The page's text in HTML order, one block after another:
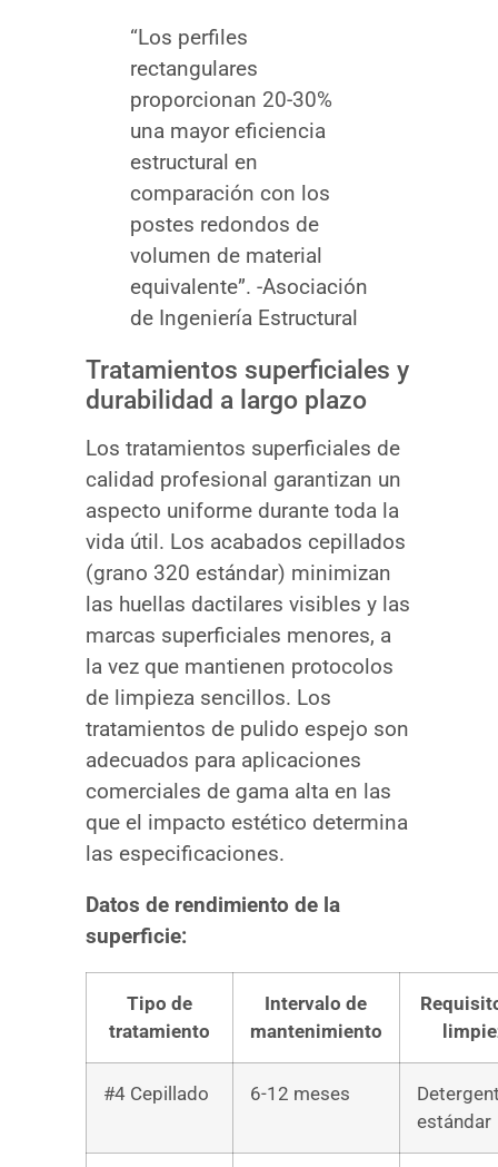
“Los perfiles
rectangulares
proporcionan 20-30%
una mayor eficiencia
estructural en
comparación con los
postes redondos de
volumen de material
equivalente”. -Asociación
de Ingeniería Estructural
Tratamientos superficiales y
durabilidad a largo plazo
Los tratamientos superficiales de
calidad profesional garantizan un
aspecto uniforme durante toda la
vida útil. Los acabados cepillados
(grano 320 estándar) minimizan
las huellas dactilares visibles y las
marcas superficiales menores, a
la vez que mantienen protocolos
de limpieza sencillos. Los
tratamientos de pulido espejo son
adecuados para aplicaciones
comerciales de gama alta en las
que el impacto estético determina
las especificaciones.
Datos de rendimiento de la
superficie:
Tipo de
tratamiento
Intervalo de
mantenimiento
#4 Cepillado 6-12 meses
estándar